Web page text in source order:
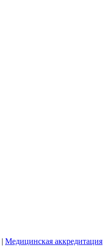
| Медицинская аккредитация